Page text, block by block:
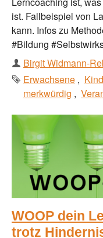
ist. Fallbeispiel von
kann. Infos zu
#Bildung
Autor
Birgit Widmann-
Schlagworte
Erwachsene
merkwürdig
WOOP dein
trotz